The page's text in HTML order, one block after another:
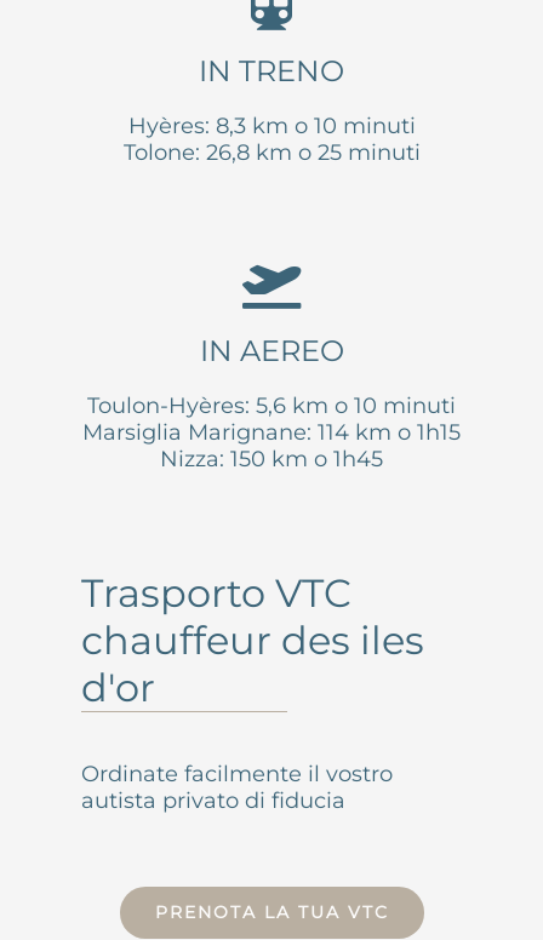
IN TRENO
Hyères: 8,3 km o 10 minuti
Tolone: 26,8 km o 25 minuti
IN AEREO
Toulon-Hyères: 5,6 km o 10 minuti
Marsiglia Marignane: 114 km o 1h15
Nizza: 150 km o 1h45
Trasporto VTC
chauffeur des iles
d'or
Ordinate facilmente il vostro
autista privato di fiducia
PRENOTA LA TUA VTC